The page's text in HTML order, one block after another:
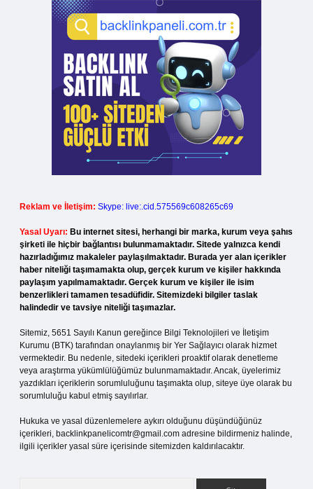
Reklam ve İletişim: Skype: live:.cid.575569c608265c69
Yasal Uyarı: Bu internet sitesi, herhangi bir marka, kurum veya şahıs
şirketi ile hiçbir bağlantısı bulunmamaktadır. Sitede yalnızca kendi
hazırladığımız makaleler paylaşılmaktadır. Burada yer alan içerikler
haber niteliği taşımamakta olup, gerçek kurum ve kişiler hakkında
paylaşım yapılmamaktadır. Gerçek kurum ve kişiler ile isim
benzerlikleri tamamen tesadüfidir. Sitemizdeki bilgiler taslak
halindedir ve tavsiye niteliği taşımazlar.
Sitemiz, 5651 Sayılı Kanun gereğince Bilgi Teknolojileri ve İletişim
Kurumu (BTK) tarafından onaylanmış bir Yer Sağlayıcı olarak hizmet
vermektedir. Bu nedenle, sitedeki içerikleri proaktif olarak denetleme
veya araştırma yükümlülüğümüz bulunmamaktadır. Ancak, üyelerimiz
yazdıkları içeriklerin sorumluluğunu taşımakta olup, siteye üye olarak bu
sorumluluğu kabul etmiş sayılırlar.
Hukuka ve yasal düzenlemelere aykırı olduğunu düşündüğünüz
içerikleri, backlinkpanelicomtr@gmail.com adresine bildirmeniz halinde,
ilgili içerikler yasal süre içerisinde sitemizden kaldırılacaktır.